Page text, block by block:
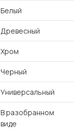
Белый
Древесный
Хром
Черный
Универсальный
В разобранном
виде